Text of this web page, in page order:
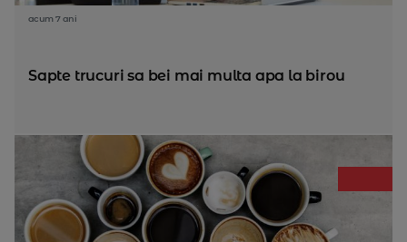
acum 7 ani
Sapte trucuri sa bei mai multa apa la birou